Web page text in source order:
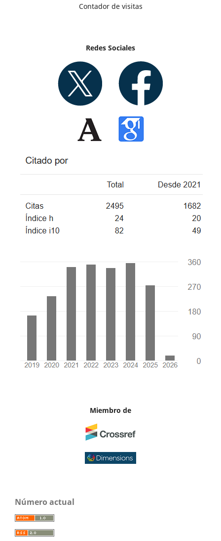
Contador de visitas
Redes Sociales
Miembro de
Número actual